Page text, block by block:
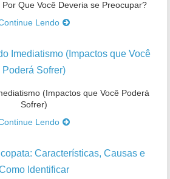
Que Você Deveria se Preocupar?
Lendo
(Impactos que Você Poderá
Sofrer)
Lendo